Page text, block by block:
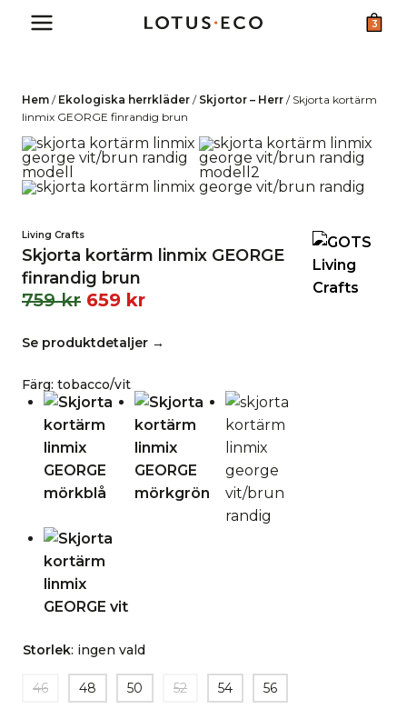
3
Hem / Ekologiska herrkläder / Skjortor – Herr / Skjorta kortärm
linmix GEORGE finrandig brun
Living Crafts
Skjorta kortärm linmix GEORGE
finrandig brun
759kr 659 kr
Se produktdetaljer →
Färg: tobacco/vit
Storlek: ingen vald
46 48 50 52 54 56